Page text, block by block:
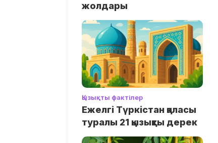
жолдары
Қызықты фактілер
Ежелгі Түркістан қаласы
туралы 21 қызықты дерек